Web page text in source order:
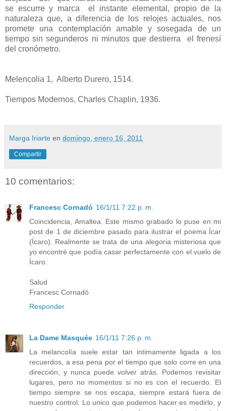
se escurre y marca el instante elemental, propio de la
naturaleza que, a diferencia de los relojes actuales, nos
promete una contemplación amable y sosegada de un
tiempo sin segunderos ni minutos que destierra el frenesí
del cronómetro.
Melencolia 1, Alberto Durero, 1514.
Tiempos Modernos, Charles Chaplin, 1936.
Marga Iriarte en domingo, enero 16, 2011
Compartir
10 comentarios:
Francesc Cornadó 16/1/11 7:22 p. m.
Coincidencia, Amaltea. Este mismo grabado lo puse en mi
post de 1 de diciembre pasado para ilustrar el poema Ícar
(Ícaro). Realmente se trata de una alegoria misteriosa que
yo encontré que podía casar perfectamente con el vuelo de
Ícaro.
Salud
Francesc Cornadó
Responder
La Dame Masquée 16/1/11 7:26 p. m.
La melancolía suele estar tan intimamente ligada a los
recuerdos, a esa pena por el tiempo que solo corre en una
dirección, y nunca puede volver atrás. Podemos revisitar
lugares, pero no momentos si no es con el recuerdo. El
tiempo siempre se nos escapa, siempre estará fuera de
nuestro control. Lo unico que podemos hacer es medirlo, y